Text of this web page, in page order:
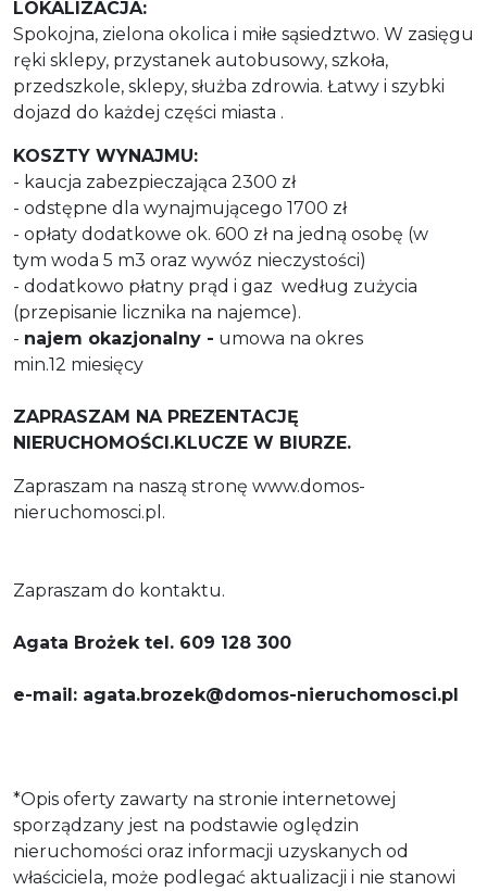
LOKALIZACJA:
Spokojna, zielona okolica i miłe sąsiedztwo. W zasięgu
ręki sklepy, przystanek autobusowy, szkoła,
przedszkole, sklepy, służba zdrowia. Łatwy i szybki
dojazd do każdej części miasta .
KOSZTY WYNAJMU:
- kaucja zabezpieczająca 2300 zł
- odstępne dla wynajmującego 1700 zł
- opłaty dodatkowe ok. 600 zł na jedną osobę (w
tym woda 5 m3 oraz wywóz nieczystości)
- dodatkowo płatny prąd i gaz według zużycia
(przepisanie licznika na najemce).
- najem okazjonalny - umowa na okres
min.12 miesięcy
ZAPRASZAM NA PREZENTACJĘ
NIERUCHOMOŚCI.KLUCZE W BIURZE.
Zapraszam na naszą stronę www.domos-
nieruchomosci.pl.
Zapraszam do kontaktu.
Agata Brożek tel. 609 128 300
e-mail: agata.brozek@domos-nieruchomosci.pl
*Opis oferty zawarty na stronie internetowej
sporządzany jest na podstawie oględzin
nieruchomości oraz informacji uzyskanych od
właściciela, może podlegać aktualizacji i nie stanowi